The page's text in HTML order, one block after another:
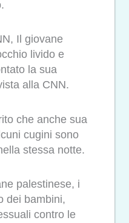
Il giovane
livido e
la sua
alla CNN.
che anche sua
cugini sono
stessa notte.
palestinese, i
dei bambini,
contro le